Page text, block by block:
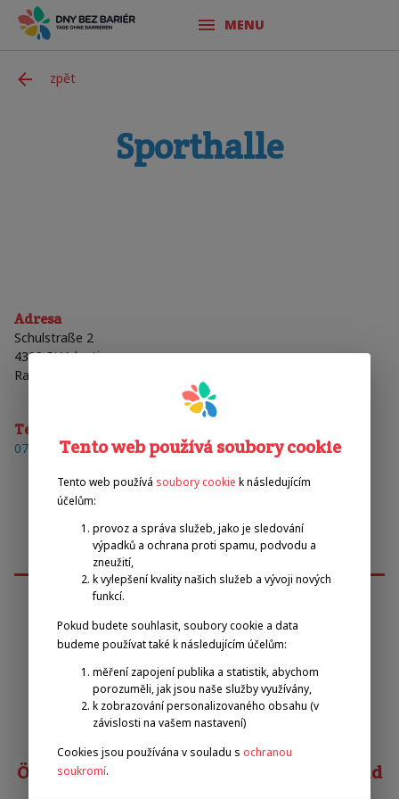
MENU
zpět
Sporthalle
Adresa
Schulstraße 2
4300 St.Valentin
Rakousko
Telefon
07435/5050
Emilova sportovní, z.s.
Pavel Zbožínek
zbozinek@emilova-sportovni.cz
+420 602 720 518
Österreichischer Behindertensportverband
Tento web používá soubory cookie
Tento web používá soubory cookie k následujícím
účelům:
provoz a správa služeb, jako je sledování
výpadků a ochrana proti spamu, podvodu a
zneužití,
k vylepšení kvality našich služeb a vývoji nových
funkcí.
Pokud budete souhlasit, soubory cookie a data
budeme používat také k následujícím účelům:
měření zapojení publika a statistik, abychom
porozuměli, jak jsou naše služby využívány,
k zobrazování personalizovaného obsahu (v
závislosti na vašem nastavení)
Cookies jsou používána v souladu s ochranou
soukromí.